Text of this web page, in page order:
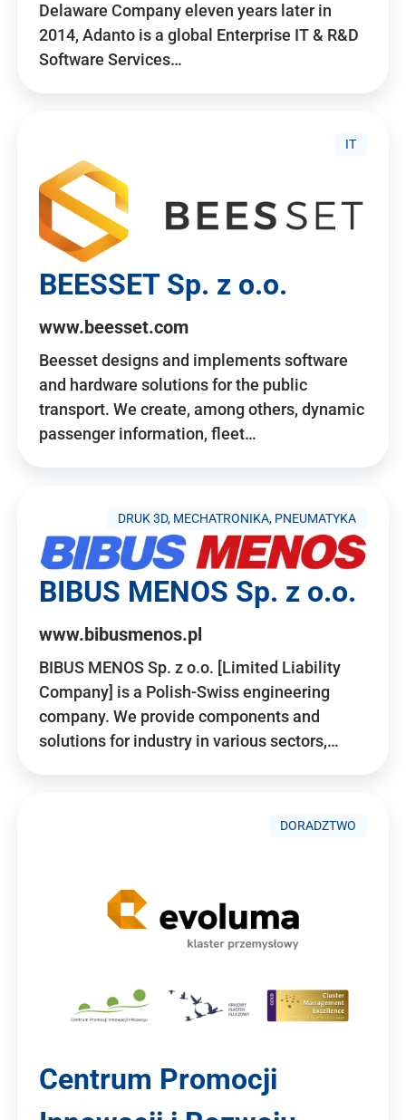
Delaware Company eleven years later in
2014, Adanto is a global Enterprise IT & R&D
Software Services…
IT
BEESSET Sp. z o.o.
www.beesset.com
Beesset designs and implements software
and hardware solutions for the public
transport. We create, among others, dynamic
passenger information, fleet…
DRUK 3D, MECHATRONIKA, PNEUMATYKA
BIBUS MENOS Sp. z o.o.
www.bibusmenos.pl
BIBUS MENOS Sp. z o.o. [Limited Liability
Company] is a Polish-Swiss engineering
company. We provide components and
solutions for industry in various sectors,…
DORADZTWO
Centrum Promocji